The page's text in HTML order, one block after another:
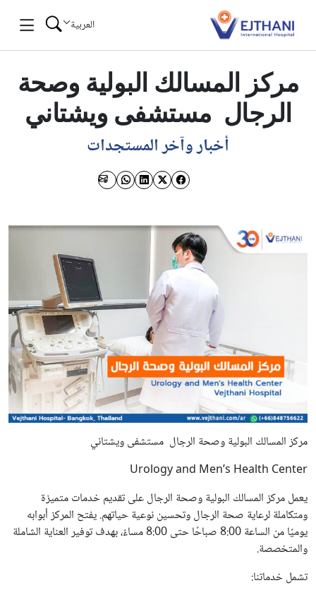
العربية
مركز المسالك البولية وصحة
الرجال مستشفى ويشتاني
أخبار وآخر المستجدات
مركز المسالك البولية وصحة الرجال مستشفى ويشتاني
Urology and Men’s Health Center
يعمل مركز المسالك البولية وصحة الرجال على تقديم خدمات متميزة
ومتكاملة لرعاية صحة الرجال وتحسين نوعية حياتهم. يفتح المركز أبوابه
يوميًا من الساعة 8:00 صباحًا حتى 8:00 مساءً، بهدف توفير العناية الشاملة
والمتخصصة.
تشمل خدماتنا: